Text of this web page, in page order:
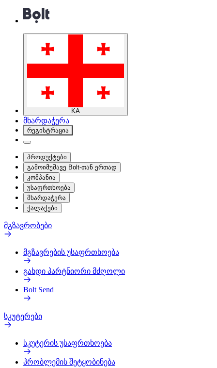
KA
მხარდაჭერა
რეგისტრაცია
პროდუქტები
გამოიმუშავე Bolt-თან ერთად
კომპანია
უსაფრთხოება
მხარდაჭერა
ქალაქები
მგზავრობები
მგზავრების უსაფრთხოება
გახდი პარტნიორი მძღოლი
Bolt Send
სკუტერები
სკუტერის უსაფრთხოება
პრობლემის შეტყობინება